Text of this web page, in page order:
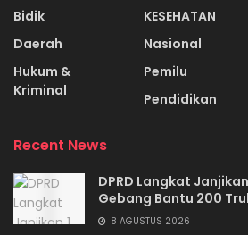
Bidik
Daerah
Hukum &
Kriminal
KESEHATAN
Nasional
Pemilu
Pendidikan
Recent News
DPRD Langkat Janjikan
Gebang Bantu 200
8 AGUSTUS 2026